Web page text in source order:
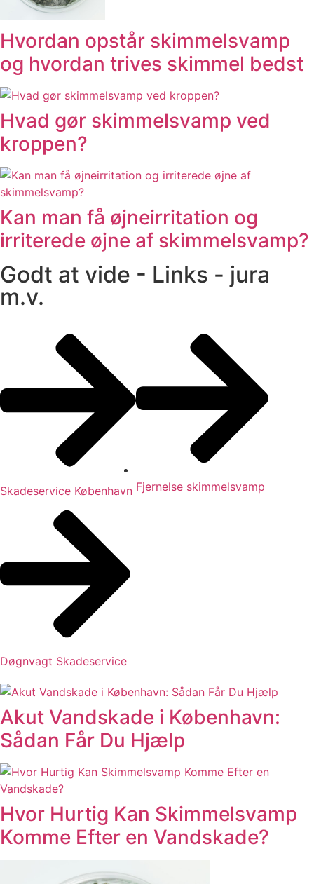
Hvordan opstår skimmelsvamp
og hvordan trives skimmel bedst
Hvad gør skimmelsvamp ved
kroppen?
Kan man få øjneirritation og
irriterede øjne af skimmelsvamp?
Godt at vide - Links - jura
m.v.
Skadeservice København Fjernelse skimmelsvamp
Døgnvagt Skadeservice
Akut Vandskade i København:
Sådan Får Du Hjælp
Hvor Hurtig Kan Skimmelsvamp
Komme Efter en Vandskade?